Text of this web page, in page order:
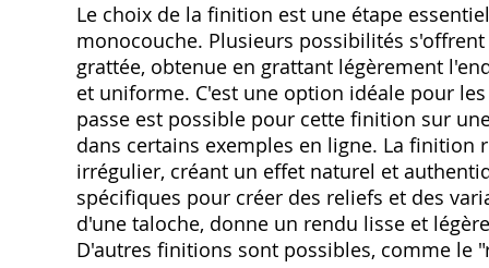
Le choix de la finition est une étape
monocouche. Plusieurs possibilités
grattée, obtenue en grattant légèrement
et uniforme. C'est une option idéale pour
passe est possible pour cette finition sur
dans certains exemples en ligne. La
irrégulier, créant un effet naturel et
spécifiques pour créer des reliefs et des
d'une taloche, donne un rendu lisse et
D'autres finitions sont possibles, comme le